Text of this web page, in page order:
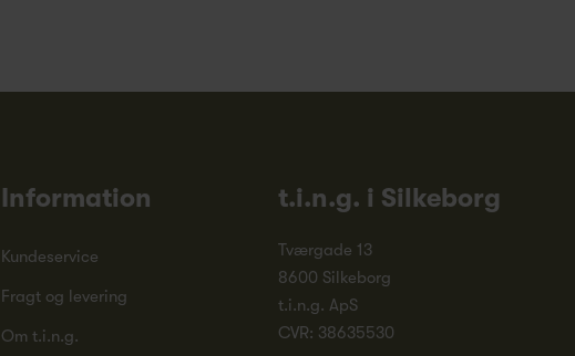
Information
Kundeservice
Fragt og levering
Om t.i.n.g.
t.i.n.g. i Silkeborg
Tværgade 13
8600 Silkeborg
t.i.n.g. ApS
CVR: 38635530